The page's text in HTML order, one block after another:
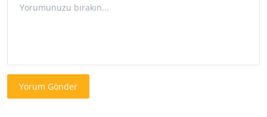
Yorum Gönder